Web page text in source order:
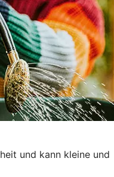
und kann kleine und